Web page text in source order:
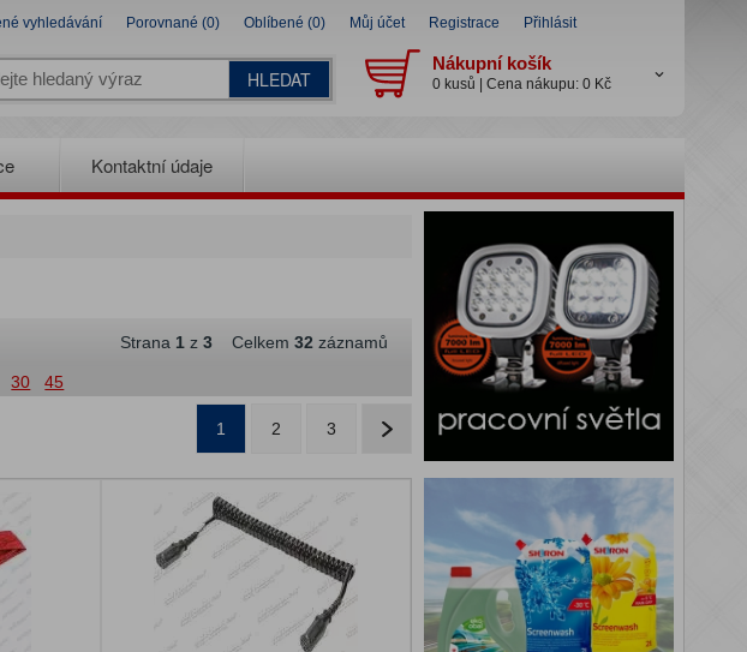
vyhledávání Porovnané (0) Oblíbené (0) Můj účet Registrace Přihlásit
HLEDAT
Nákupní košík
0 kusů | Cena nákupu: 0 Kč
Kontaktní údaje
Strana 1z 3Celkem 32 záznamů
30 45
1 2 3